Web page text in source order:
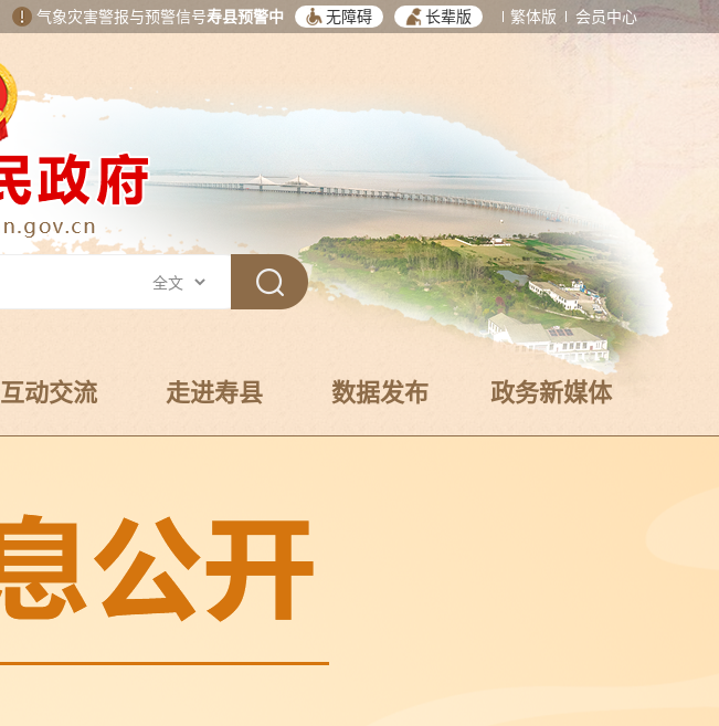
气象灾害警报与预警信号寿县预警中 无障碍 长辈版 繁体版 会员中心
互动交流 走进寿县 数据发布 政务新媒体